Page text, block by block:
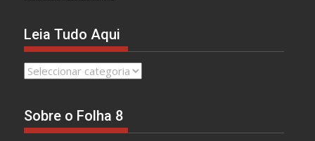
Leia Tudo Aqui
Leia
Sobre o Folha 8